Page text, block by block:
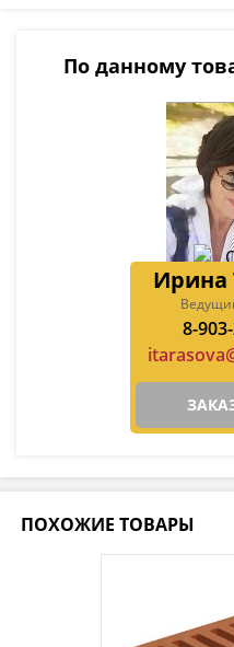
По данному
Ирина
8-
ПОХОЖИЕ ТОВАРЫ